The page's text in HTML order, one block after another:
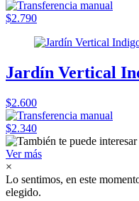
$2.790
Jardín Vertical
$2.600
$2.340
Ver más
×
Lo sentimos, en este
elegido.